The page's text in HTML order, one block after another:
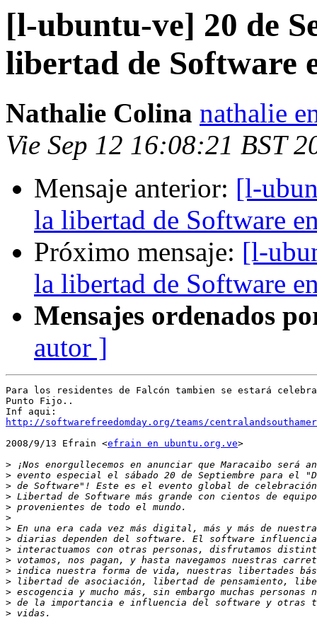
[l-ubuntu-ve] 20 de
libertad de Software
Nathalie Colina nathalie
Vie Sep 12 16:08:21 BST
Mensaje anterior: [l-
la libertad de Software
Próximo mensaje: [l-
la libertad de Software
Mensajes ordenados
autor ]
Para los residentes de Falcón tambien se estará
Punto Fijo..
http://softwarefreedomday.org/teams/
2008/9/13 Efrain <efrain en ubuntu.org.ve>
>
>
>
>
>
>
>
>
>
>
>
>
>
>
>